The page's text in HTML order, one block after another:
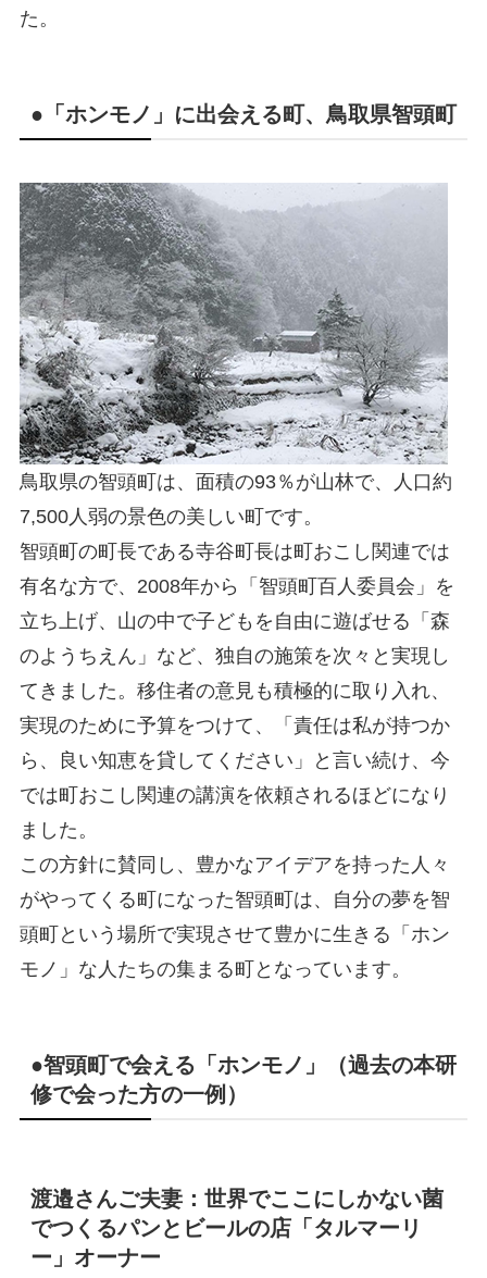
た。
●「ホンモノ」に出会える町、鳥取県智頭町
鳥取県の智頭町は、面積の93％が山林で、人口約
7,500人弱の景色の美しい町です。
智頭町の町長である寺谷町長は町おこし関連では
有名な方で、2008年から「智頭町百人委員会」を
立ち上げ、山の中で子どもを自由に遊ばせる「森
のようちえん」など、独自の施策を次々と実現し
てきました。移住者の意見も積極的に取り入れ、
実現のために予算をつけて、「責任は私が持つか
ら、良い知恵を貸してください」と言い続け、今
では町おこし関連の講演を依頼されるほどになり
ました。
この方針に賛同し、豊かなアイデアを持った人々
がやってくる町になった智頭町は、自分の夢を智
頭町という場所で実現させて豊かに生きる「ホン
モノ」な人たちの集まる町となっています。
●智頭町で会える「ホンモノ」（過去の本研
修で会った方の一例）
渡邉さんご夫妻：世界でここにしかない菌
でつくるパンとビールの店「タルマーリ
ー」オーナー